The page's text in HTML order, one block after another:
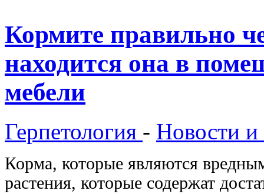
Кормите правильно
находится она в
мебели
Герпетология - Новости и
Корма, которые являются
растения, которые содержат